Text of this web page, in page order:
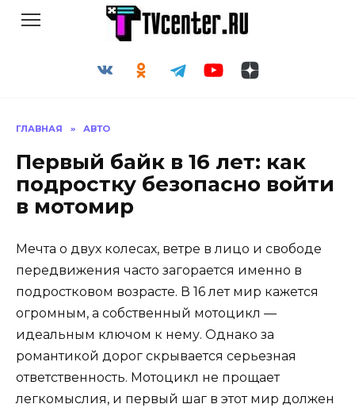
ГЛАВНАЯ » АВТО
Первый байк в 16 лет: как
подростку безопасно войти
в мотомир
Мечта о двух колесах, ветре в лицо и свободе
передвижения часто загорается именно в
подростковом возрасте. В 16 лет мир кажется
огромным, а собственный мотоцикл —
идеальным ключом к нему. Однако за
романтикой дорог скрывается серьезная
ответственность. Мотоцикл не прощает
легкомыслия, и первый шаг в этот мир должен